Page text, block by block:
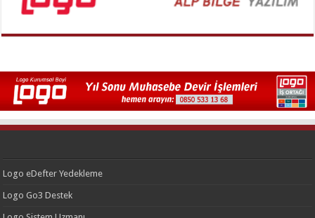
Logo eDefter Yedekleme
Logo Go3 Destek